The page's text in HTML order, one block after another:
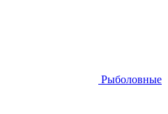
Рыболовные